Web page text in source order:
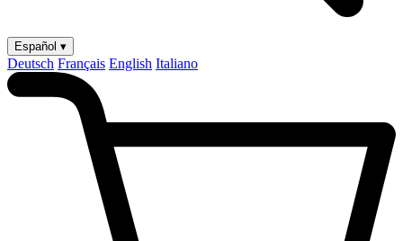
Español ▾
Deutsch Français English Italiano